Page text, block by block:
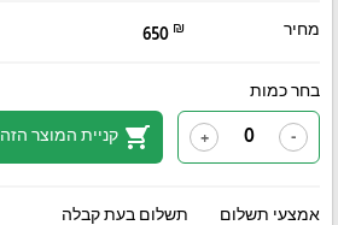
מחיר 650 ₪
בחר כמות
-
+
shopping_cart קניית המוצר הזה
אמצעי תשלום
תשלום בעת קבלה